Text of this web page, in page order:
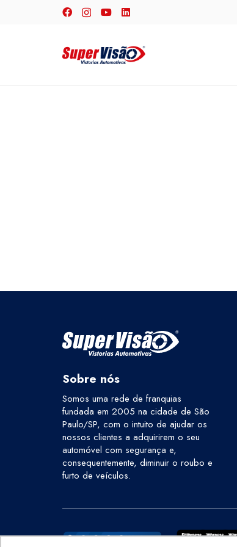
Sobre nós
Somos uma rede de franquias
fundada em 2005 na cidade de São
Paulo/SP, com o intuito de ajudar os
nossos clientes a adquirirem o seu
automóvel com segurança e,
consequentemente, diminuir o roubo e
furto de veículos.